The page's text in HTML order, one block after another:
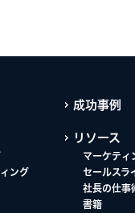
ング
成功事例
リソース
マーケティ
セールスラ
社長の仕事
書籍